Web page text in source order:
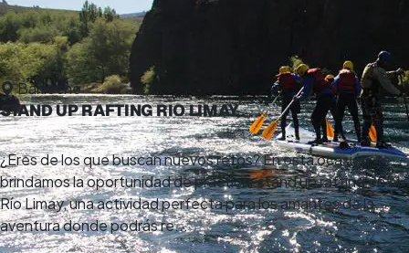
Bariloche
STAND UP RAFTING RIO LIMAY
¿Eres de los que buscan nuevos retos? En esta ocasión, te
brindamos la oportunidad de practicar stand up rafting en el
Río Limay, una actividad perfecta para los amantes de la
aventura donde podrás re...